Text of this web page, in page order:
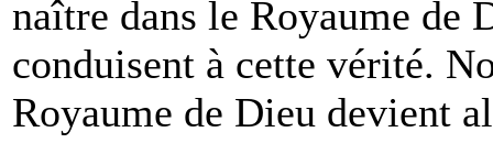
naître dans le Royaume de
conduisent à cette vérité.
Royaume de Dieu devient